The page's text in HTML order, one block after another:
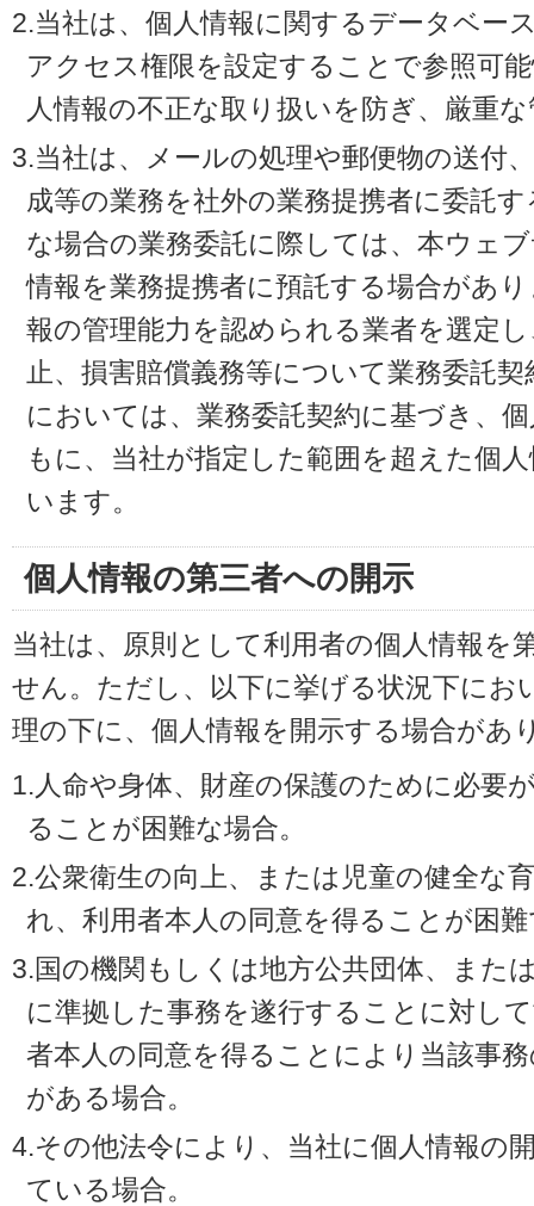
2.当社は、個人情報に関するデータベー
アクセス権限を設定することで参照可
人情報の不正な取り扱いを防ぎ、厳重
3.当社は、メールの処理や郵便物の送付
成等の業務を社外の業務提携者に委託
な場合の業務委託に際しては、本ウェ
情報を業務提携者に預託する場合があ
報の管理能力を認められる業者を選定
止、損害賠償義務等について業務委託
においては、業務委託契約に基づき、
もに、当社が指定した範囲を超えた個
います。
個人情報の第三者への開示
当社は、原則として利用者の個人情報を
せん。ただし、以下に挙げる状況下にお
理の下に、個人情報を開示する場合があ
1.人命や身体、財産の保護のために必要
ることが困難な場合。
2.公衆衛生の向上、または児童の健全な
れ、利用者本人の同意を得ることが困
3.国の機関もしくは地方公共団体、また
に準拠した事務を遂行することに対し
者本人の同意を得ることにより当該事
がある場合。
4.その他法令により、当社に個人情報の
ている場合。